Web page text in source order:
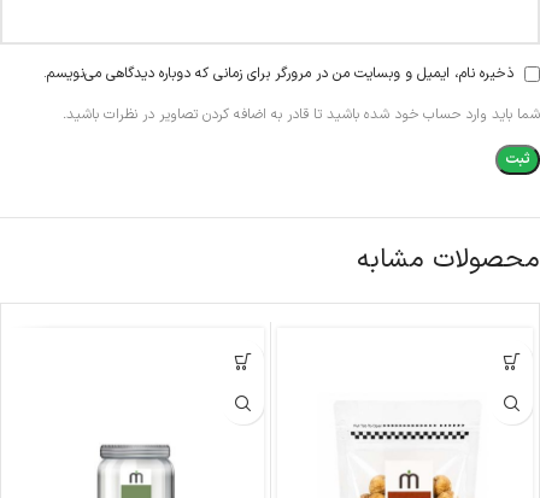
ذخیره نام، ایمیل و وبسایت من در مرورگر برای زمانی که دوباره دیدگاهی می‌نویسم.
شما باید وارد حساب خود شده باشید تا قادر به اضافه کردن تصاویر در نظرات باشید.
محصولات مشابه